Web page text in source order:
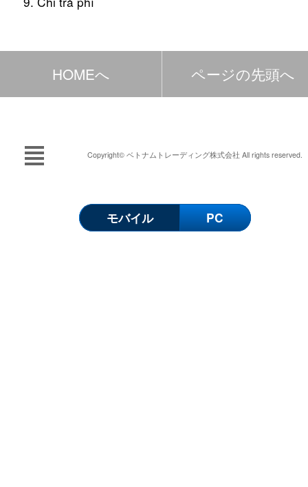
HOMEへ ページの先頭へ
Copyright© ベトナムトレーディング株式会社 All rights reserved.
モバイル PC